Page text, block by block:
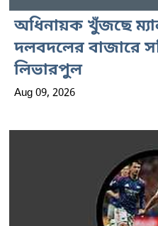
অধিনায়ক খুঁজছে
দলবদলের বাজারে
লিভারপুল
Aug 09, 2026